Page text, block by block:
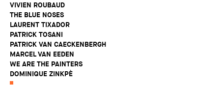
VIVIEN ROUBAUD
THE BLUE NOSES
LAURENT TIXADOR
PATRICK TOSANI
PATRICK VAN CAECKENBERGH
MARCEL VAN EEDEN
WE ARE THE PAINTERS
DOMINIQUE ZINKPÈ